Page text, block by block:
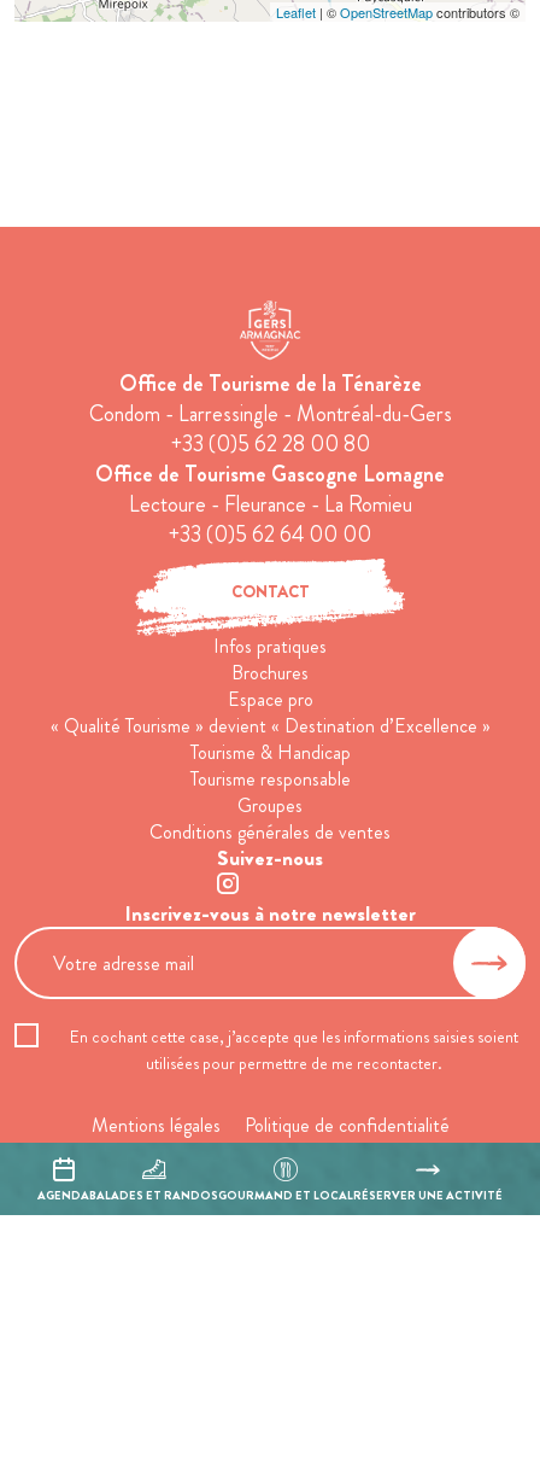
AGENDABALADES ET RANDOSGOURMAND ET LOCALRÉSERVER UNE ACTIVITÉ
Leaflet | ©OpenStreetMapcontributors ©
Office de Tourisme de la Ténarèze
Condom - Larressingle - Montréal-du-Gers
+33 (0)5 62 28 00 80
Office de Tourisme Gascogne Lomagne
Lectoure - Fleurance - La Romieu
+33 (0)5 62 64 00 00
CONTACT
Infos pratiques
Brochures
Espace pro
« Qualité Tourisme » devient « Destination d’Excellence »
Tourisme & Handicap
Tourisme responsable
Groupes
Conditions générales de ventes
Suivez-nous
Inscrivez-vous à notre newsletter
En cochant cette case, j’accepte que les informations saisies soient
utilisées pour permettre de me recontacter.
Mentions légales
Politique de confidentialité
Réalisation :Mill, Privas